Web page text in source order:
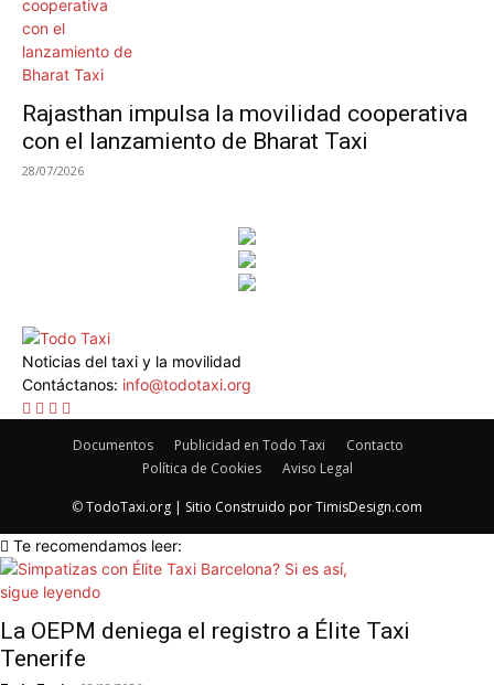
Rajasthan impulsa la movilidad cooperativa
con el lanzamiento de Bharat Taxi
28/07/2026
Noticias del taxi y la movilidad
Contáctanos: info@todotaxi.org
Documentos Publicidad en Todo Taxi
Contacto
Política de Cookies
Aviso Legal
©TodoTaxi.org | Sitio Construido porTimisDesign.com
Te recomendamos leer:
La OEPM deniega el registro a Élite Taxi
Tenerife